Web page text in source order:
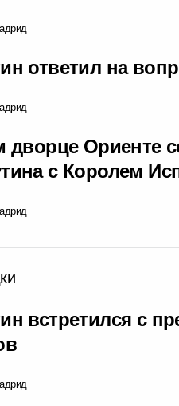
ответил на
дворце Ориенте
с Королем
встретился с